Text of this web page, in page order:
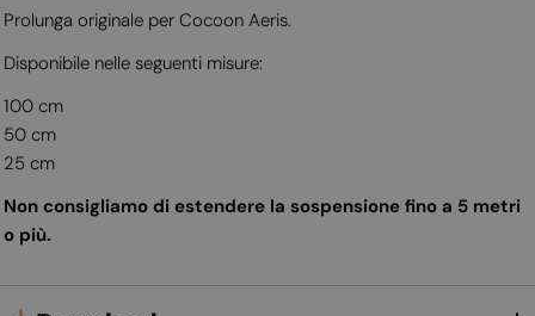
Prolunga originale per Cocoon Aeris.
Disponibile nelle seguenti misure:
100 cm
50 cm
25 cm
Non consigliamo di estendere la sospensione fino a 5 metri
o più.